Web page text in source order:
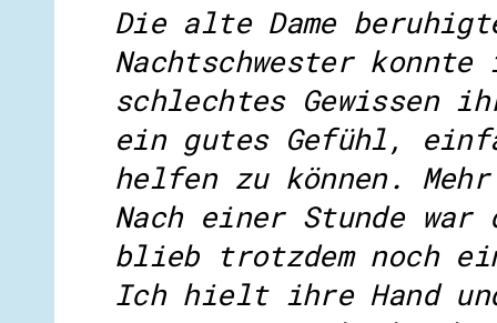
Die alte Dame
Nachtschwester
schlechtes Gewissen
ein gutes Gefühl,
helfen zu können.
Nach einer Stunde
blieb trotzdem noch
Ich hielt ihre Hand